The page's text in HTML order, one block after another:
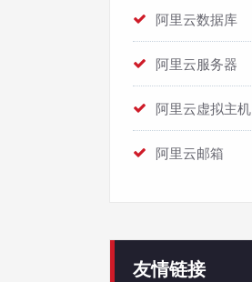
阿里云数据库
阿里云服务器
阿里云虚拟主机
阿里云邮箱
友情链接